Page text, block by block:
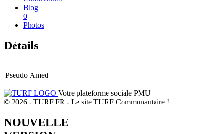
Blog
0
Photos
Détails
Pseudo Amed
Votre plateforme sociale PMU
© 2026 - TURF.FR - Le site TURF Communautaire !
NOUVELLE